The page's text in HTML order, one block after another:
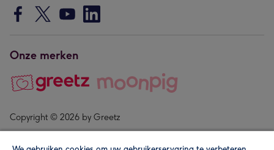
Onze merken
Copyright © 2026 by Greetz